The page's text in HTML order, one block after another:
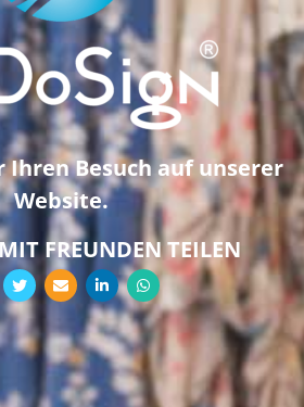
Ihren Besuch auf unserer
Website.
FREUNDEN TEILEN